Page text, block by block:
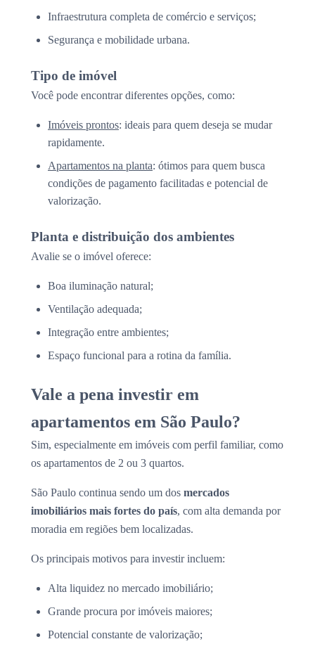
Infraestrutura completa de comércio e serviços;
Segurança e mobilidade urbana.
Tipo de imóvel
Você pode encontrar diferentes opções, como:
Imóveis prontos: ideais para quem deseja se mudar
rapidamente.
Apartamentos na planta: ótimos para quem busca
condições de pagamento facilitadas e potencial de
valorização.
Planta e distribuição dos ambientes
Avalie se o imóvel oferece:
Boa iluminação natural;
Ventilação adequada;
Integração entre ambientes;
Espaço funcional para a rotina da família.
Vale a pena investir em
apartamentos em São Paulo?
Sim, especialmente em imóveis com perfil familiar, como
os apartamentos de 2 ou 3 quartos.
São Paulo continua sendo um dos mercados
imobiliários mais fortes do país, com alta demanda por
moradia em regiões bem localizadas.
Os principais motivos para investir incluem:
Alta liquidez no mercado imobiliário;
Grande procura por imóveis maiores;
Potencial constante de valorização;